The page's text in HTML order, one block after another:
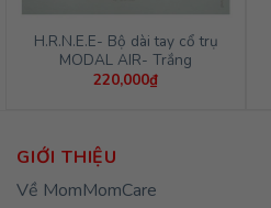
H.R.N.E.E- Bộ dài tay cổ trụ
MODAL AIR- Trắng
220,000₫
GIỚI THIỆU
Về MomMomCare